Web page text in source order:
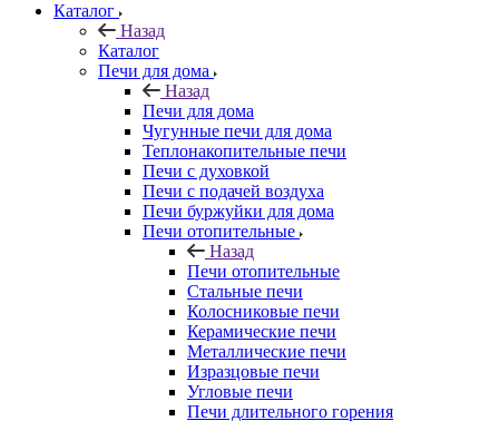
Каталог
Назад
Каталог
Печи для дома
Назад
Печи для дома
Чугунные печи для дома
Теплонакопительные печи
Печи с духовкой
Печи с подачей воздуха
Печи буржуйки для дома
Печи отопительные
Назад
Печи отопительные
Стальные печи
Колосниковые печи
Керамические печи
Металлические печи
Изразцовые печи
Угловые печи
Печи длительного горения